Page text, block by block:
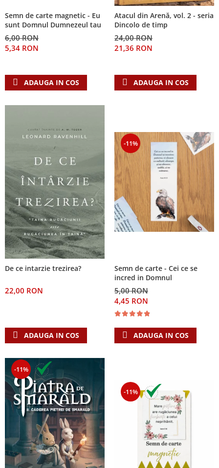
Semn de carte magnetic - Eu
sunt Domnul Dumnezeul tau
6,00 RON
5,34 RON
ADAUGA IN COS
Atacul din Arenă, vol. 2 - seria
Dincolo de timp
24,00 RON
21,36 RON
ADAUGA IN COS
De ce intarzie trezirea?
22,00 RON
ADAUGA IN COS
-11%
Semn de carte - Cei ce se
incred in Domnul
5,00 RON
4,45 RON
ADAUGA IN COS
-11%
-11%